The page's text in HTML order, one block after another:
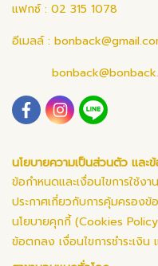
แฟกซ์ : 02 315 1078
อีเมลล์ :
นโยบายความเป็นส่วนตัว และ
ข้อกำหนดและเงื่อนไขการใช้งา
ประกาศเกี่ยวกับการคุ้มครอง
นโยบายคุกกี้ (Cookies
ข้อตกลง เงื่อนไขการชำระเงิน